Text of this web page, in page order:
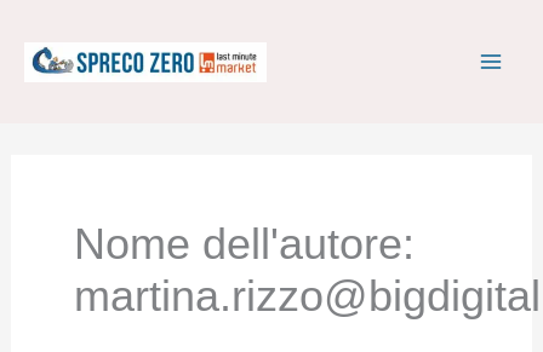
Nome dell'autore: